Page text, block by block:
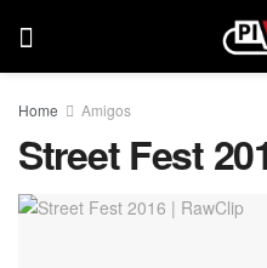
Home Amigos
Street Fest